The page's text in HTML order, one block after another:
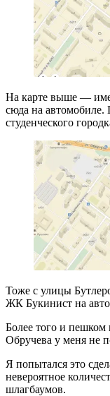
На карте выше —
сюда на автомобиле.
студенческого
Тоже с улицы
ЖК Букинист на
Более того и пешком
Обручева у меня не
Я попытался это
невероятное
шлагбаумов.